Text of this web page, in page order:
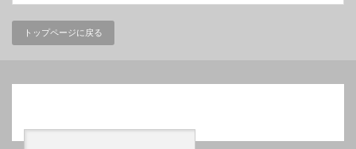
トップページに戻る